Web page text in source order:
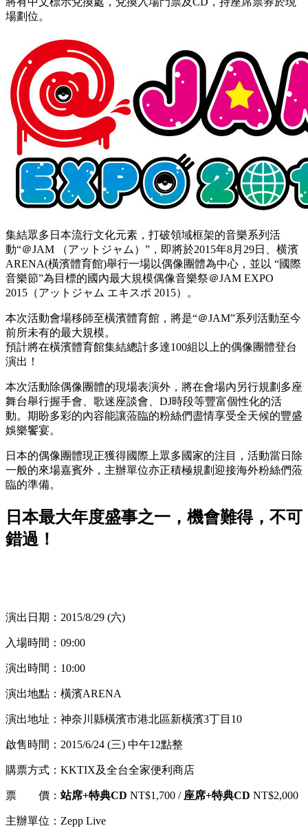
場劃位。
集結眾多日本流行文化元素，打破領域框架的音樂系列活
動“＠JAM （アットジャム）”，即將於2015年8月29日、横濱
ARENA(橫濱體育館)舉行一場以偶像團體為中心，並以 “國際
音樂節”為目標的國內最大規模偶像音樂祭＠JAM EXPO
2015（アットジャム エキスポ 2015）。
本次活動會場移師至橫濱體育館，將是“＠JAM”系列活動至今
前所未有的最大規模。
預計將在橫濱體育館集結總計多達100組以上的偶像團體登台
演出！
本次活動除偶像團體的現場表演外，將在會場內另行規劃多座
舞台舉行握手會、歌迷座談會、DJ時段等豐富個性化的活
動。期盼多彩的內容能讓蒞臨的粉絲們盡情享受全天候的豐盛
娛樂饗宴。
日本的偶像團體現正獲得國際上眾多國家的注目，活動當日除
一般的來場嘉賓外，主辦單位亦正積極規劃迎接海外粉絲們蒞
臨的準備。
日本最大年度盛事之一，機會難得，不可
錯過！
演出日期：2015/8/29 (六)
入場時間：09:00
演出時間：10:00
演出地點：橫濱ARENA
演出地址：神奈川縣橫濱市港北區新橫濱3丁目10
啟售時間：2015/6/24 (三) 中午12點整
購票方式：KKTIX及全台全家便利商店
票 價：站席+特典CD NT$1,700 / 座席+特典CD NT$2,000
主辦單位：Zepp Live